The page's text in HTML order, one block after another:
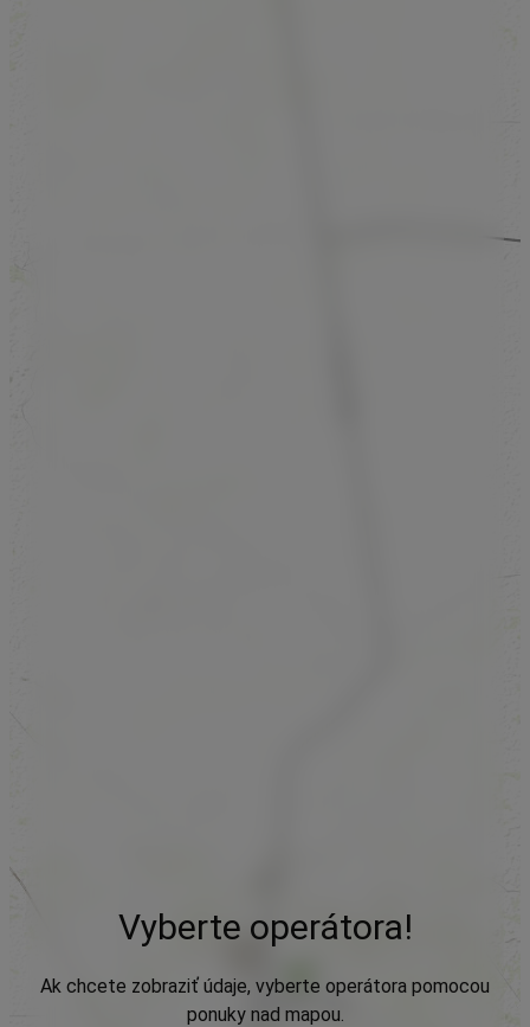
Vyberte operátora!
Ak chcete zobraziť údaje, vyberte operátora pomocou
ponuky nad mapou.